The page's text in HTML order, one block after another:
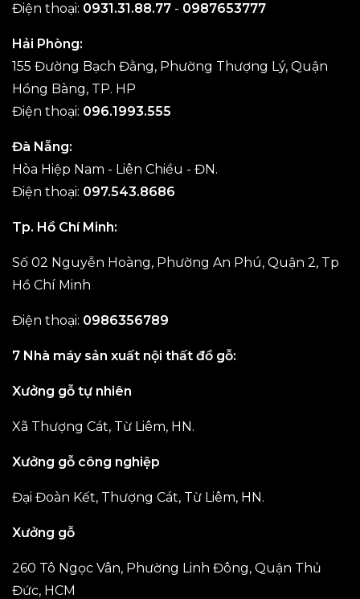
Điện thoại: 0931.31.88.77 - 0987653777
Hải Phòng:
155 Đường Bạch Đằng, Phường Thượng Lý, Quận
Hồng Bàng, TP. HP
Điện thoại: 096.1993.555
Đà Nẵng:
Hòa Hiệp Nam - Liên Chiều - ĐN.
Điện thoại: 097.543.8686
Tp. Hồ Chí Minh:
Số 02 Nguyễn Hoàng, Phường An Phú, Quận 2, Tp
Hồ Chí Minh
Điện thoại: 0986356789
7 Nhà máy sản xuất nội thất đồ gỗ:
Xưởng gỗ tự nhiên
Xã Thượng Cát, Từ Liêm, HN.
Xưởng gỗ công nghiệp
Đại Đoàn Kết, Thượng Cát, Từ Liêm, HN.
Xưởng gỗ
260 Tô Ngọc Vân, Phường Linh Đông, Quận Thủ
Đức, HCM